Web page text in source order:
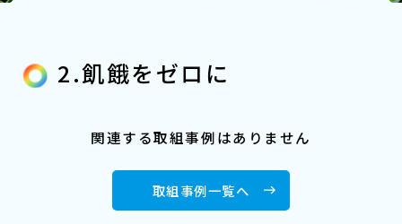
2.飢餓をゼロに
関連する取組事例はありません
取組事例一覧へ